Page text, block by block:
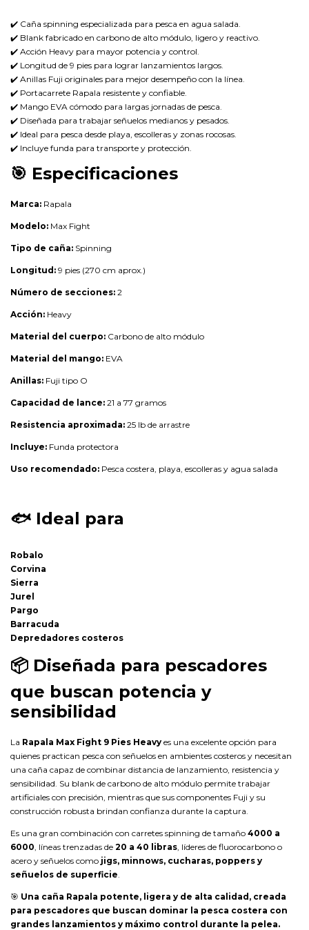
✔️ Caña spinning especializada para pesca en agua salada.
✔️ Blank fabricado en carbono de alto módulo, ligero y reactivo.
✔️ Acción Heavy para mayor potencia y control.
✔️ Longitud de 9 pies para lograr lanzamientos largos.
✔️ Anillas Fuji originales para mejor desempeño con la línea.
✔️ Portacarrete Rapala resistente y confiable.
✔️ Mango EVA cómodo para largas jornadas de pesca.
✔️ Diseñada para trabajar señuelos medianos y pesados.
✔️ Ideal para pesca desde playa, escolleras y zonas rocosas.
✔️ Incluye funda para transporte y protección.
🎯 Especificaciones
Marca: Rapala
Modelo: Max Fight
Tipo de caña: Spinning
Longitud: 9 pies (270 cm aprox.)
Número de secciones: 2
Acción: Heavy
Material del cuerpo: Carbono de alto módulo
Material del mango: EVA
Anillas: Fuji tipo O
Capacidad de lance: 21 a 77 gramos
Resistencia aproximada: 25 lb de arrastre
Incluye: Funda protectora
Uso recomendado: Pesca costera, playa, escolleras y agua salada
🐟 Ideal para
Robalo
Corvina
Sierra
Jurel
Pargo
Barracuda
Depredadores costeros
📦 Diseñada para pescadores
que buscan potencia y
sensibilidad
La Rapala Max Fight 9 Pies Heavy es una excelente opción para
quienes practican pesca con señuelos en ambientes costeros y necesitan
una caña capaz de combinar distancia de lanzamiento, resistencia y
sensibilidad. Su blank de carbono de alto módulo permite trabajar
artificiales con precisión, mientras que sus componentes Fuji y su
construcción robusta brindan confianza durante la captura.
Es una gran combinación con carretes spinning de tamaño 4000 a
6000 , líneas trenzadas de 20 a 40 libras , líderes de fluorocarbono o
acero y señuelos como jigs, minnows, cucharas, poppers y
señuelos de superficie
🎯 Una caña Rapala potente, ligera y de alta calidad, creada
para pescadores que buscan dominar la pesca costera con
grandes lanzamientos y máximo control durante la pelea.